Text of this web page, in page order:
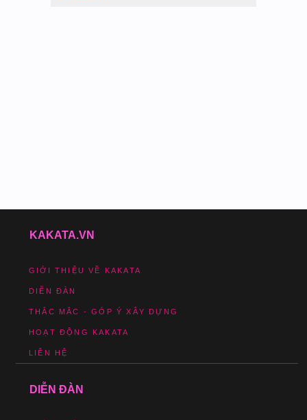
KAKATA.VN
GIỚI THIỆU VỀ KAKATA
DIỄN ĐÀN
THẮC MẮC - GÓP Ý XÂY DỰNG
HOẠT ĐỘNG KAKATA
LIÊN HỆ
DIỄN ĐÀN